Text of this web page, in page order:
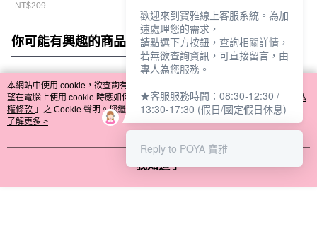
NT$209
你可能有興趣的商品 全站排行
熱門標籤
本網站中使用 cookie，欲查詢有關本網站使用 cookie 方式之詳情，及若您不希
望在電腦上使用 cookie 時應如何變更電腦的 cookie 設定，請參閱本網站「
隱私
權條款 」之 Cookie 聲明。您繼續使用本網站即表示您同意本公司得按本網站使
用條款之 Cookie 聲明使用 cookie。
了解更多 >
我知道了
歡迎來到寶雅線上客服系統。為加
速處理您的需求，
請點選下方按鈕，查詢相關詳情，
若無欲查詢資訊，可直接留言，由
專人為您服務。
★客服服務時間：08:30-12:30 /
13:30-17:30 (假日/國定假日休息)
Reply to POYA 寶雅